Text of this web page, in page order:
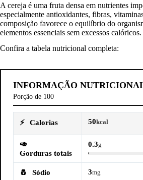
A cereja é uma fruta densa em nutrientes
especialmente antioxidantes, fibras,
composição favorece o equilíbrio do
elementos essenciais sem excessos calóricos.
Confira a tabela nutricional completa:
INFORMAÇÃO
Porção de 100
⚡ Calorias 50kcal
🥑
Gorduras totais
0.3g
🧂 Sódio 3mg